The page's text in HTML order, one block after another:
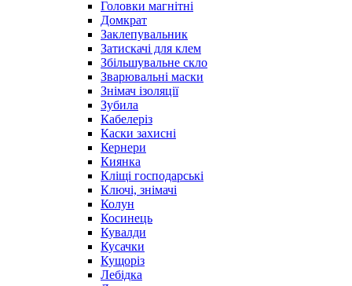
Головки магнітні
Домкрат
Заклепувальник
Затискачі для клем
Збільшувальне скло
Зварювальні маски
Знімач ізоляції
Зубила
Кабелеріз
Каски захисні
Кернери
Киянка
Кліщі господарські
Ключі, знімачі
Колун
Косинець
Кувалди
Кусачки
Кущоріз
Лебідка